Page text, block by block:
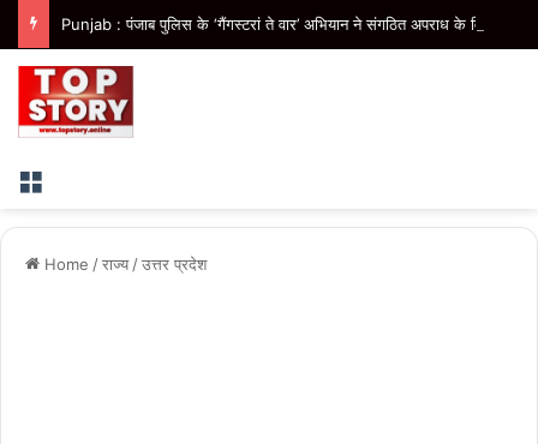
Menu
Home /राज्य /उत्तर प्रदेश